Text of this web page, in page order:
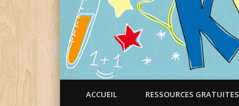
ACCUEIL RESSOURCES GRATUITES